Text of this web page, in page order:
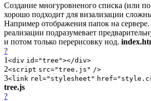
Создание многуровненого списка (или по
хорошо подходит для визализации
Например отображения папок на
реализации подразумевает
и потом только перерисовку нод.
?
1
2
3
<div id="tree"></div>
<script src="tree.js" />
<link rel ="stylesheet" href=
tree.js
?